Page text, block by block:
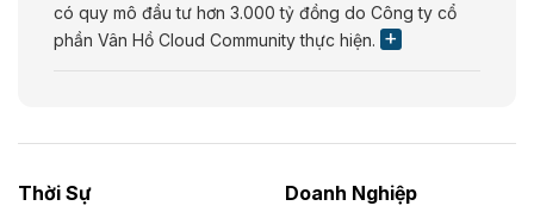
có quy mô đầu tư hơn 3.000 tỷ đồng do Công ty cổ
phần Vân Hồ Cloud Community thực hiện.
Dự án Nhà máy xử lý rác và phát điện Bắc Giang do
Thời Sự Doanh Nghiệp